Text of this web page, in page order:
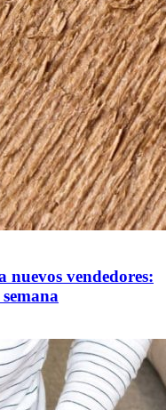
vendedores: